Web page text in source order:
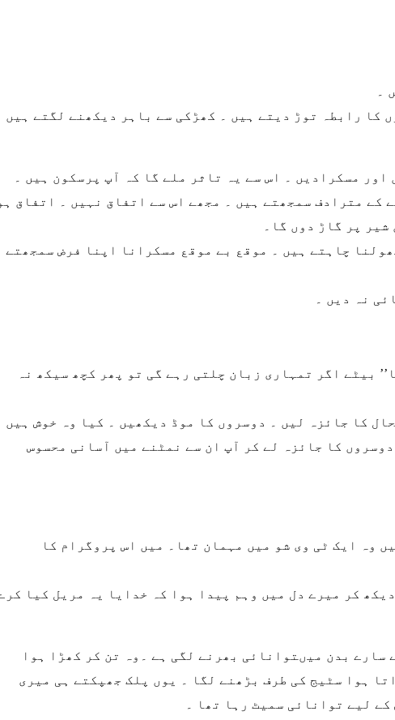
۔
کا رابطہ توڑ دیتے ہیں ۔ کھڑکی سے باہر دیکھنے لگتے ہیں
مسکرادیں ۔ اس سے یہ تاثر ملے گا کہ آپ پرسکون ہیں ۔
کے مترادف سمجھتے ہیں ۔ مجھے اس سے اتفاق نہیں ۔ اتفاق
پر گاڑ دوں گا۔
چاہتے ہیں ۔ موقع بے موقع مسکرانا اپنا فرض سمجھتے
نہ دیں ۔
بیٹے اگر تمہاری زبان چلتی رہے گی تو پھر کچھ سیکھ نہ
کا جائزہ لیں ۔ دوسروں کا موڈ دیکھیں ۔ کیا وہ خوش ہیں
کا جائزہ لے کر آپ ان سے نمٹنے میں آسانی محسوس
وہ ایک ٹی وی شو میں مہمان تھا۔ میں اس پروگرام کا
کر میرے دل میں وہم پیدا ہوا کہ خدایا یہ مریل کیا
بدن میںتوانائی بھرنے لگی ہے ۔وہ تن کر کھڑا ہوا
ہوا سٹیج کی طرف بڑھنے لگا ۔ یوں پلک جھپکتے ہی میری
لیے توانائی سمیٹ رہا تھا ۔